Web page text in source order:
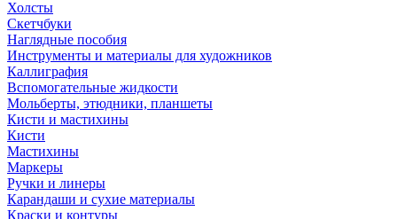
Холсты
Скетчбуки
Наглядные пособия
Инструменты и материалы для художников
Каллиграфия
Вспомогательные жидкости
Мольберты, этюдники, планшеты
Кисти и мастихины
Кисти
Мастихины
Маркеры
Ручки и линеры
Карандаши и сухие материалы
Краски и контуры